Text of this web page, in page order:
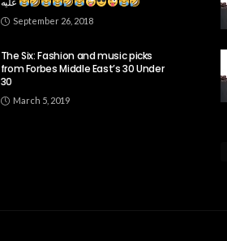
September 26, 2018
The Six: Fashion and music picks
from Forbes Middle East’s 30 Under
30
March 5, 2019